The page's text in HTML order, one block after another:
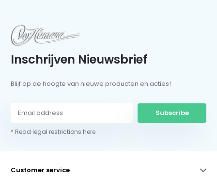
Inschrijven Nieuwsbrief
Blijf op de hoogte van nieuwe producten en acties!
Subscribe
* Read legal restrictions here
Customer service